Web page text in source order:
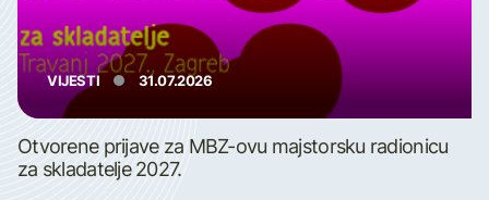
VIJESTI 31.07.2026
Otvorene prijave za MBZ-ovu majstorsku radionicu
za skladatelje 2027.